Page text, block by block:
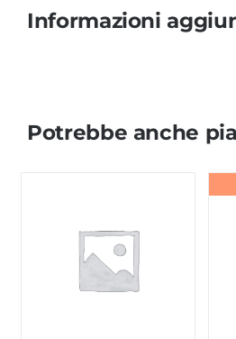
Informazioni
Potrebbe anche